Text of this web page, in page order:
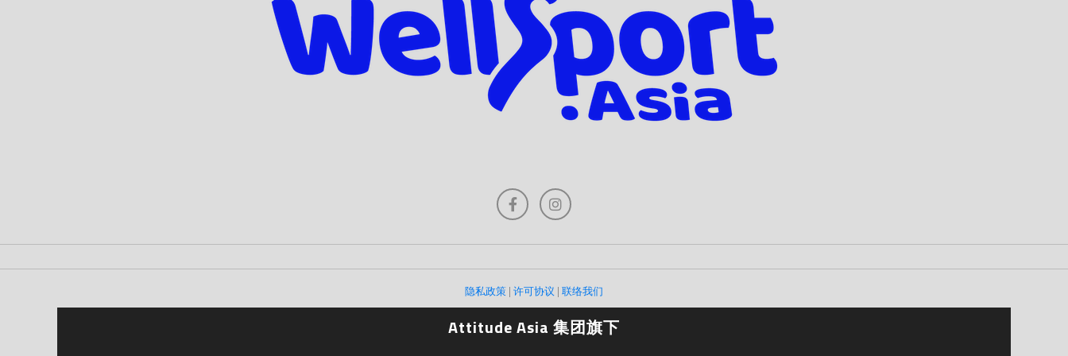
隐私政策 | 许可协议 | 联络我们
Attitude Asia 集团旗下